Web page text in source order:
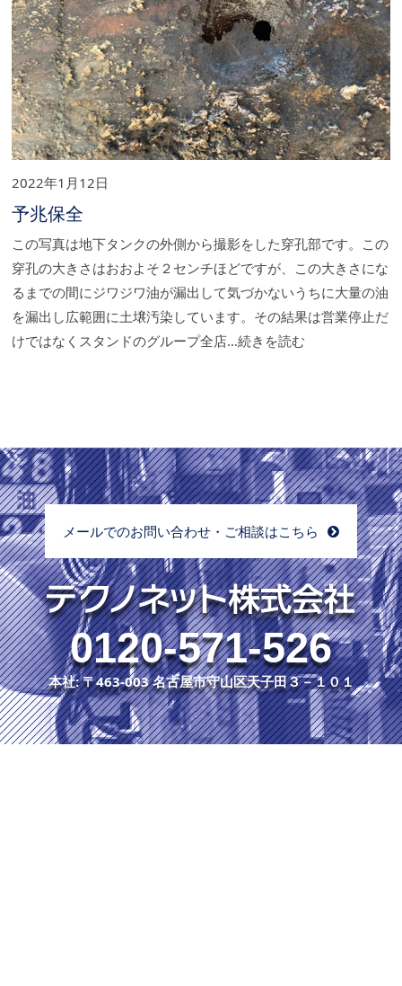
2022年1月12日
予兆保全
この写真は地下タンクの外側から撮影をした穿孔部です。この
穿孔の大きさはおおよそ２センチほどですが、この大きさにな
るまでの間にジワジワ油が漏出して気づかないうちに大量の油
を漏出し広範囲に土壌汚染しています。その結果は営業停止だ
けではなくスタンドのグループ全店…続きを読む
メールでのお問い合わせ・ご相談はこちら
0120-571-526
本社: 〒463-003 名古屋市守山区天子田３－１０１